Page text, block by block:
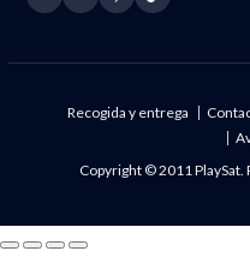
Recogida y entrega
Copyright © 2011 PlaySat.